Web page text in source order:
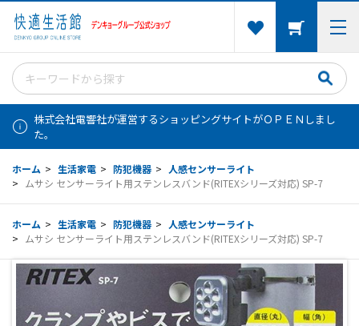
株式会社電響社が運営するショッピングサイトがＯＰＥＮしまし
た。
ホーム > 生活家電 > 防犯機器 > 人感センサーライト
> ムサシ センサーライト用ステンレスバンド(RITEXシリーズ対応) SP-7
ホーム > 生活家電 > 防犯機器 > 人感センサーライト
> ムサシ センサーライト用ステンレスバンド(RITEXシリーズ対応) SP-7